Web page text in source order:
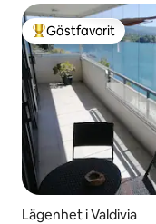
Populär gästfavorit
Gästfavorit
Lägenhet i Valdivia